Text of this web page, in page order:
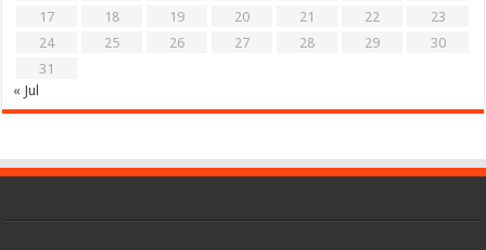
17
18 19 20 21 22
23
24
25 26 27 28 29
30
31
« Jul